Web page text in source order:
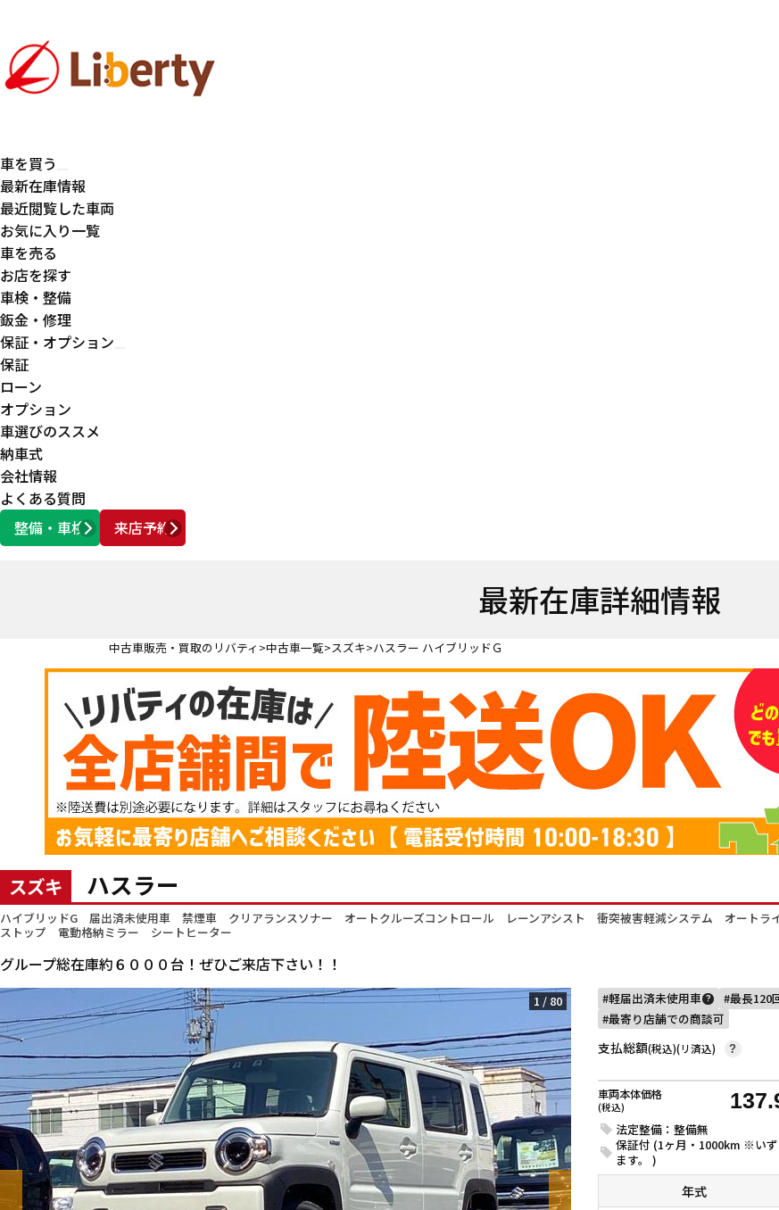
車を買う
最新在庫情報
最近閲覧した車両
お気に入り一覧
車を売る
お店を探す
車検・整備
鈑金・修理
保証・オプション
保証
ローン
オプション
車選びのススメ
納車式
会社情報
よくある質問
整備・車検
来店予約
営業時間 AM10:00 ～ PM6:00
最新在庫詳細情報
中古車販売・買取のリバティ 中古車一覧 スズキ ハスラー ハイブリッドＧ
スズキ ハスラー
ハイブリッドG 届出済未使用車 禁煙車 クリアランスソナー オートクルーズコントロール レーンアシスト 衝突被害軽減システム オートラ
ストップ 電動格納ミラー シートヒーター
グループ総在庫約６０００台！ぜひご来店下さい！！
1 / 80 軽届出済未使用車 ? 最長120
最寄り店舗での商談可
支払総額(税込)(リ済込) ?
車両本体価格
(税込)
法定整備：整備無
保証付 (1ヶ月・1000km ※い
ます。 )
年式